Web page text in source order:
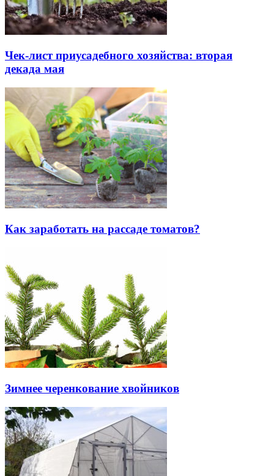
Чек-лист приусадебного хозяйства: вторая
декада мая
Как заработать на рассаде томатов?
Зимнее черенкование хвойников